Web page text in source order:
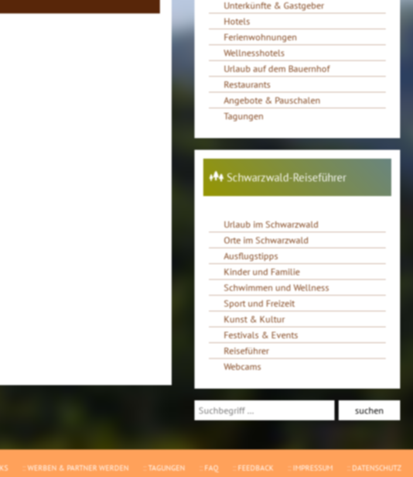
Unterkünfte & Gastgeber
Hotels
Ferienwohnungen
Wellnesshotels
Urlaub auf dem Bauernhof
Restaurants
Angebote & Pauschalen
Tagungen
Schwarzwald-Reiseführer
Urlaub im Schwarzwald
Orte im Schwarzwald
Ausflugstipps
Kinder und Familie
Schwimmen und Wellness
Sport und Freizeit
Kunst & Kultur
Festivals & Events
Reiseführer
Webcams
WERBEN & PARTNER WERDEN TAGUNGEN FAQ FEEDBACK IMPRESSUM DATENSCHUTZ